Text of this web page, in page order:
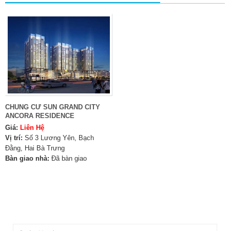
CHUNG CƯ SUN GRAND CITY
ANCORA RESIDENCE
Giá: Liên Hệ
Vị trí: Số 3 Lương Yên, Bạch
Đằng, Hai Bà Trưng
Bàn giao nhà: Đã bàn giao